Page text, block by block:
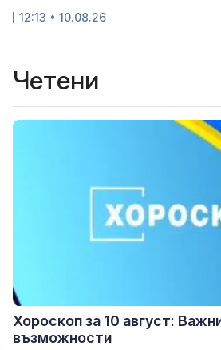
12:13 • 10.08.26
Четени
Хороскоп за 10 август:
възможности